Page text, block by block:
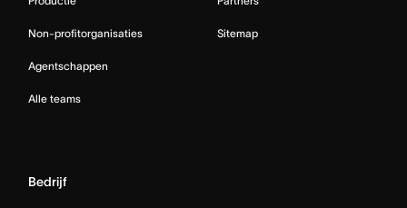
Non-profitorganisaties
Agentschappen
Alle teams
Sitemap
Bedrijf